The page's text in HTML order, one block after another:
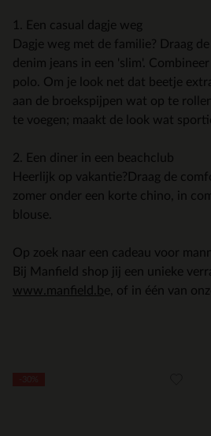
1. Een casual dagje weg
Dagje weg met de familie? Draag
denim jeans in een 'slim'.
polo. Om je look net dat beetje
aan de broekspijpen wat op te
te voegen; maakt de look wat
2. Een diner in een beachclub
Heerlijk op vakantie?Draag de
zomer onder een korte chino, in
blouse.
Op zoek naar een cadeau voor
Bij Manfield shop jij een unieke
www.manfield.be, of in één van